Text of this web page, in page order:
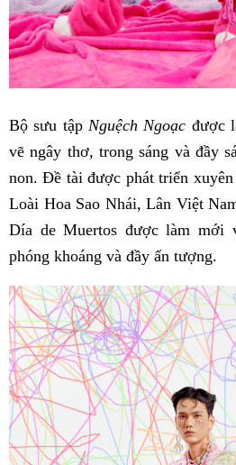
Bộ sưu tập Nguệch Ngoạc được
vẽ ngây thơ, trong sáng và đầy
non. Đề tài được phát triển
Loài Hoa Sao Nhái, Lân Việt
Día de Muertos được làm mới
phóng khoáng và đầy ấn tượng.